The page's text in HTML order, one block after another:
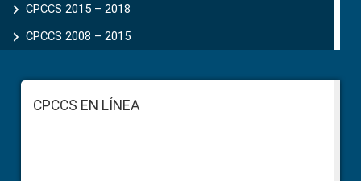
CPCCS 2015 – 2018
CPCCS 2008 – 2015
FooterCPCCS EN LÍNEA